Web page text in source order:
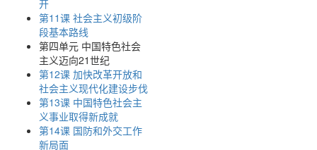
开
第11课 社会主义初级阶
段基本路线
第四单元 中国特色社会
主义迈向21世纪
第12课 加快改革开放和
社会主义现代化建设步伐
第13课 中国特色社会主
义事业取得新成就
第14课 国防和外交工作
新局面